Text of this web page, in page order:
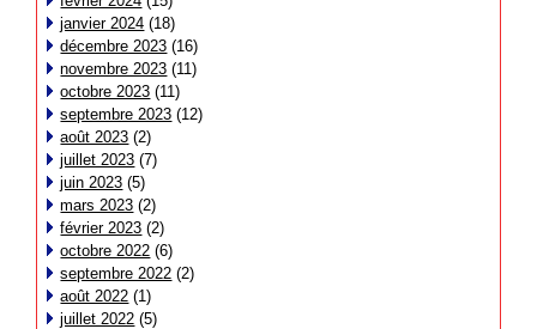
janvier 2024 (18)
décembre 2023 (16)
novembre 2023 (11)
octobre 2023 (11)
septembre 2023 (12)
août 2023 (2)
juillet 2023 (7)
juin 2023 (5)
mars 2023 (2)
février 2023 (2)
octobre 2022 (6)
septembre 2022 (2)
août 2022 (1)
juillet 2022 (5)